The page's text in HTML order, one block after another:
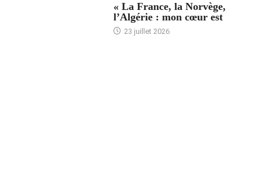
« La France, la Norvège,
l’Algérie : mon cœur est
23 juillet 2026